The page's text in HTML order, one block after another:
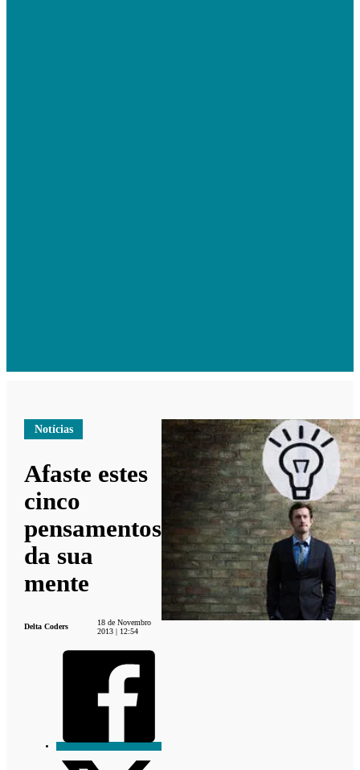
Notícias
Afaste estes
cinco
pensamentos
da sua
mente
Delta Coders
18 de Novembro
2013 | 12:54